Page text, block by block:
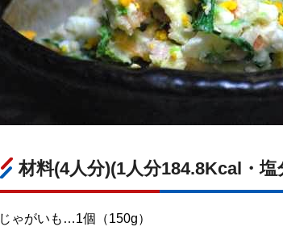
材料(4人分)(1人分184.8Kcal・
じゃがいも…1個（150g）